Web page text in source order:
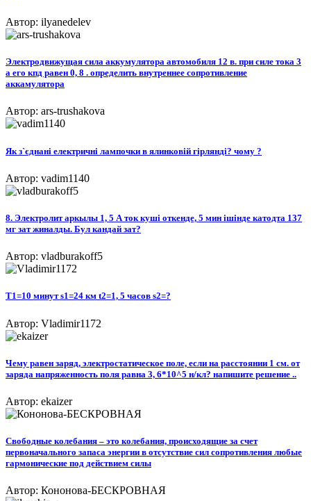
Автор: ilyanedelev
Электродвижущая сила аккумулятора автомобиля 12 в. при силе тока 3
а его кпд равен 0, 8 . определить внутреннее сопротивление
аккамулятора
Автор: ars-trushakova
Як з`єднані електричні лампочки в ялинковій гірлянді? чому ?
Автор: vadim1140
8. Электролит аркылы 1, 5 А ток куші откенде, 5 мин ішінде катодта 137
мг зат жиналды. Бул кандай зат?​
Автор: vladburakoff5
T1=10 минут s1=24 км t2=1, 5 часов s2=?
Автор: Vladimir1172
Чему равен заряд, электростатическое поле, если на расстоянии 1 см. от
заряда напряженность поля равна 3, 6*10^5 н/кл? напишите решение ..
Автор: ekaizer
Свободные колебания – это колебания, происходящие за счет
первоначального запаса энергии в отсутствие сил сопротивления любые
гармонические под действием силы
Автор: Кононова-БЕСКРОВНАЯ